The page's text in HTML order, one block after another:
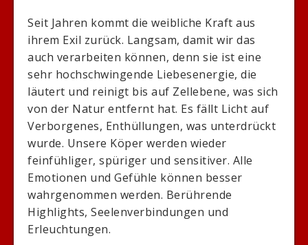
Seit Jahren kommt die weibliche Kraft aus
ihrem Exil zurück. Langsam, damit wir das
auch verarbeiten können, denn sie ist eine
sehr hochschwingende Liebesenergie, die
läutert und reinigt bis auf Zellebene, was sich
von der Natur entfernt hat. Es fällt Licht auf
Verborgenes, Enthüllungen, was unterdrückt
wurde. Unsere Köper werden wieder
feinfühliger, spüriger und sensitiver. Alle
Emotionen und Gefühle können besser
wahrgenommen werden. Berührende
Highlights, Seelenverbindungen und
Erleuchtungen.